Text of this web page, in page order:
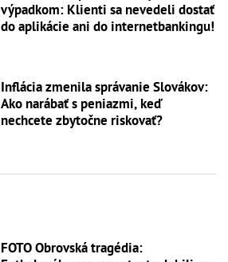
výpadkom: Klienti sa nevedeli dostať
do aplikácie ani do internetbankingu!
Inflácia zmenila správanie Slovákov:
Ako narábať s peniazmi, keď
nechcete zbytočne riskovať?
FOTO Obrovská tragédia: